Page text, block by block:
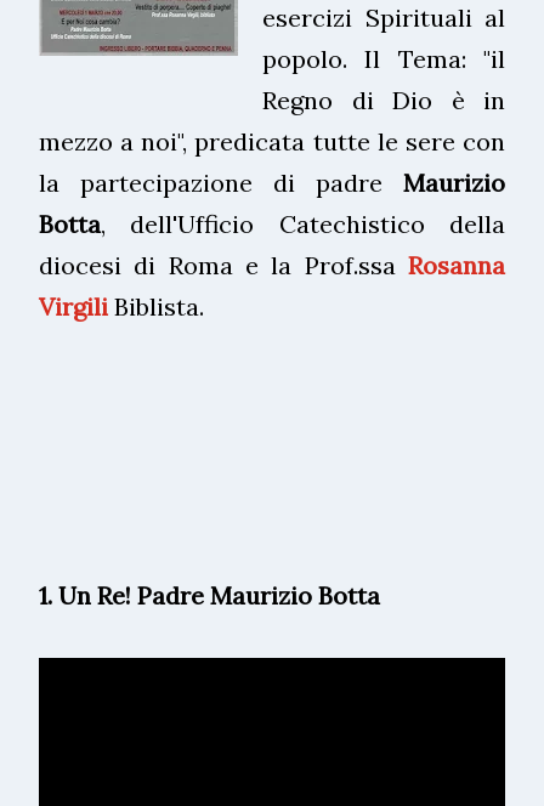
esercizi Spirituali al
popolo. Il Tema: "il
Regno di Dio è in
mezzo a noi", predicata tutte le sere con
la partecipazione di padre Maurizio
Botta, dell'Ufficio Catechistico della
diocesi di Roma e la Prof.ssa Rosanna
Virgili Biblista.
1. Un Re! Padre Maurizio Botta